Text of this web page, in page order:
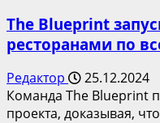
The Blueprint
ресторанами по
Редактор
25.12.2024
Команда The Blueprint
проекта, доказывая,